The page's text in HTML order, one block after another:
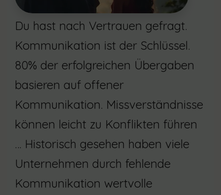
Du hast nach Vertrauen gefragt.
Kommunikation ist der Schlüssel.
80% der erfolgreichen Übergaben
basieren auf offener
Kommunikation. Missverständnisse
können leicht zu Konflikten führen
… Historisch gesehen haben viele
Unternehmen durch fehlende
Kommunikation wertvolle